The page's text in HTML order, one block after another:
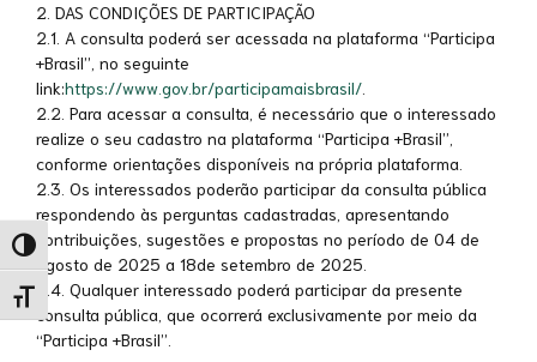
Alternar alto contraste
Alternar tamanho da fonte
2. DAS CONDIÇÕES DE PARTICIPAÇÃO
2.1. A consulta poderá ser acessada na plataforma “Participa
+Brasil”, no seguinte
link:https://www.gov.br/participamaisbrasil/
2.2. Para acessar a consulta, é necessário que o interessado
realize o seu cadastro na plataforma “Participa +Brasil”,
conforme orientações disponíveis na própria plataforma.
2.3. Os interessados poderão participar da consulta pública
respondendo às perguntas cadastradas, apresentando
contribuições, sugestões e propostas no período de 04 de
agosto de 2025 a 18de setembro de 2025.
2.4. Qualquer interessado poderá participar da presente
consulta pública, que ocorrerá exclusivamente por meio da
“Participa +Brasil”.